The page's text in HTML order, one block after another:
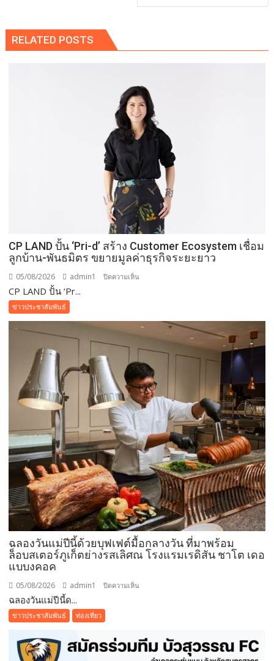
RELATED POSTS
CP LAND ปั้น ‘Pri-d’ สร้าง Customer Ecosystem เชื่อม
ลูกบ้าน-พันธมิตร ขยายมูลค่าธุรกิจระยะยาว
05/08/2026 admin1 ปิดความเห็น
‘Pri-
Customer
Ecosystem
เชื่อม
ลูก
พันธมิตร
ขยาย
มูลค่า
ธุรกิจ
ระยะ
ยาว
CP LAND ปั้น ‘Pr...
ข่าวประชาสัมพันธ์
ฉลองวันแม่ปีนี้ด้วยบุฟเฟต์มื้อกลางวัน ที่มาพร้อม
ล็อบสเตอร์ภูเก็ตย่างรสเลิศณ โรงแรมเรดิสัน ชาโต เดอ
แบบงคอค
05/08/2026 admin1 ปิดความเห็น
ปี
นี้
ฉลองวันแม่ปีนี้ด...
ข่าวประชาสัมพันธ์ ท่องเที่ยว